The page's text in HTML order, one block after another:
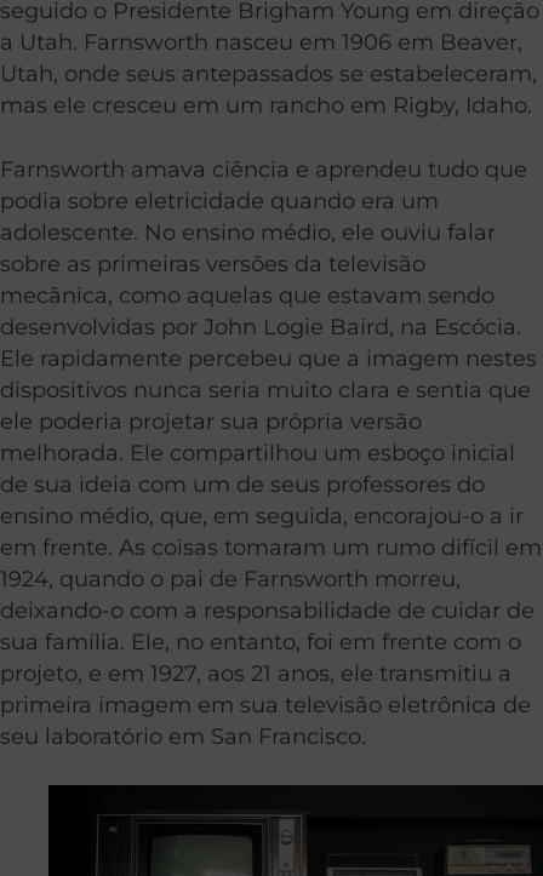
seguido o Presidente Brigham Young em direção
a Utah. Farnsworth nasceu em 1906 em Beaver,
Utah, onde seus antepassados se estabeleceram,
mas ele cresceu em um rancho em Rigby, Idaho.
Farnsworth amava ciência e aprendeu tudo que
podia sobre eletricidade quando era um
adolescente. No ensino médio, ele ouviu falar
sobre as primeiras versões da televisão
mecânica, como aquelas que estavam sendo
desenvolvidas por John Logie Baird, na Escócia.
Ele rapidamente percebeu que a imagem nestes
dispositivos nunca seria muito clara e sentia que
ele poderia projetar sua própria versão
melhorada. Ele compartilhou um esboço inicial
de sua ideia com um de seus professores do
ensino médio, que, em seguida, encorajou-o a ir
em frente. As coisas tomaram um rumo difícil em
1924, quando o pai de Farnsworth morreu,
deixando-o com a responsabilidade de cuidar de
sua família. Ele, no entanto, foi em frente com o
projeto, e em 1927, aos 21 anos, ele transmitiu a
primeira imagem em sua televisão eletrônica de
seu laboratório em San Francisco.